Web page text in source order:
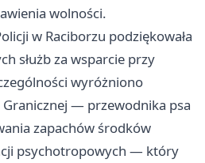
wolności.
w Raciborzu podziękowała
służb za wsparcie przy
wyróżniono
— przewodnika psa
zapachów środków
psychotropowych — który